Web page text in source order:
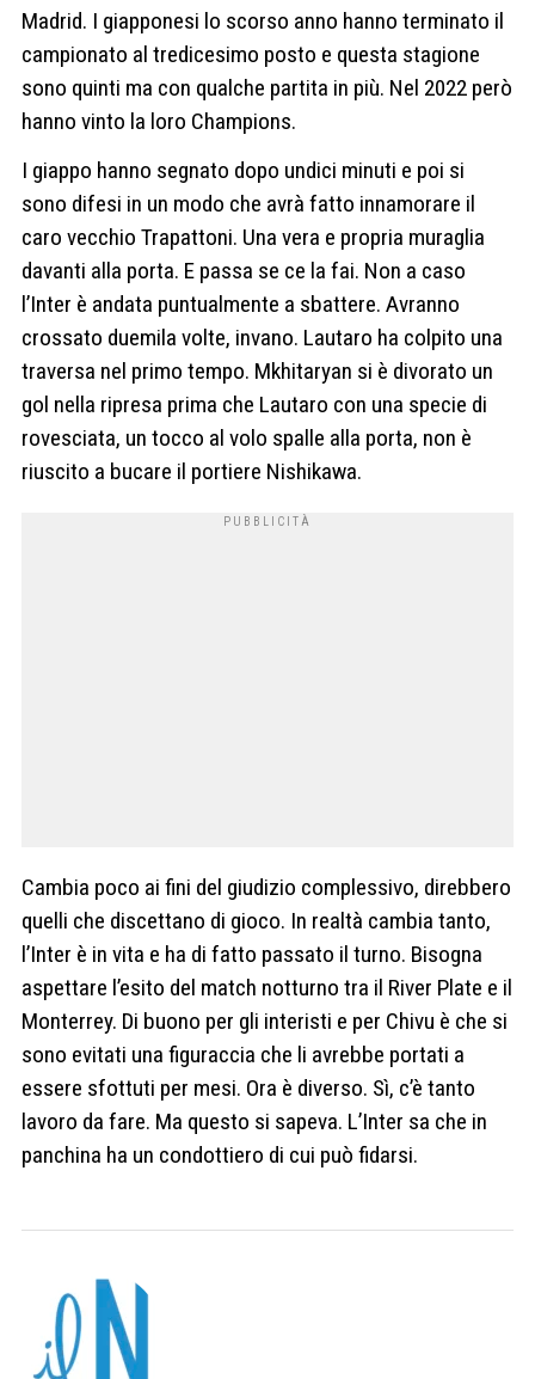
Madrid. I giapponesi lo scorso anno hanno terminato il
campionato al tredicesimo posto e questa stagione
sono quinti ma con qualche partita in più. Nel 2022 però
hanno vinto la loro Champions.
I giappo hanno segnato dopo undici minuti e poi si
sono difesi in un modo che avrà fatto innamorare il
caro vecchio Trapattoni. Una vera e propria muraglia
davanti alla porta. E passa se ce la fai. Non a caso
l’Inter è andata puntualmente a sbattere. Avranno
crossato duemila volte, invano. Lautaro ha colpito una
traversa nel primo tempo. Mkhitaryan si è divorato un
gol nella ripresa prima che Lautaro con una specie di
rovesciata, un tocco al volo spalle alla porta, non è
riuscito a bucare il portiere Nishikawa.
Cambia poco ai fini del giudizio complessivo, direbbero
quelli che discettano di gioco. In realtà cambia tanto,
l’Inter è in vita e ha di fatto passato il turno. Bisogna
aspettare l’esito del match notturno tra il River Plate e il
Monterrey. Di buono per gli interisti e per Chivu è che si
sono evitati una figuraccia che li avrebbe portati a
essere sfottuti per mesi. Ora è diverso. Sì, c’è tanto
lavoro da fare. Ma questo si sapeva. L’Inter sa che in
panchina ha un condottiero di cui può fidarsi.